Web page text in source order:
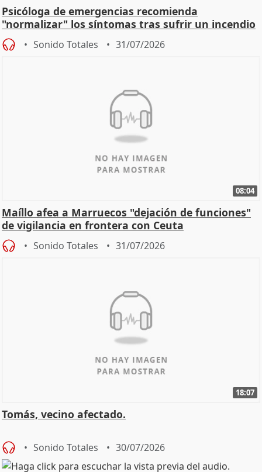
Psicóloga de emergencias recomienda
"normalizar" los síntomas tras sufrir un incendio
Sonido Totales 31/07/2026
08:04
Maíllo afea a Marruecos "dejación de funciones"
de vigilancia en frontera con Ceuta
Sonido Totales 31/07/2026
18:07
Tomás, vecino afectado.
Sonido Totales 30/07/2026